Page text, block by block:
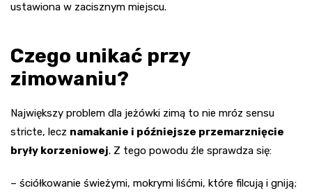
ustawiona w zacisznym miejscu.
Czego unikać przy
zimowaniu?
Największy problem dla jeżówki zimą to nie mróz sensu
stricte, lecz namakanie i późniejsze przemarznięcie
bryły korzeniowej. Z tego powodu źle sprawdza się:
– ściółkowanie świeżymi, mokrymi liśćmi, które filcują i gniją;